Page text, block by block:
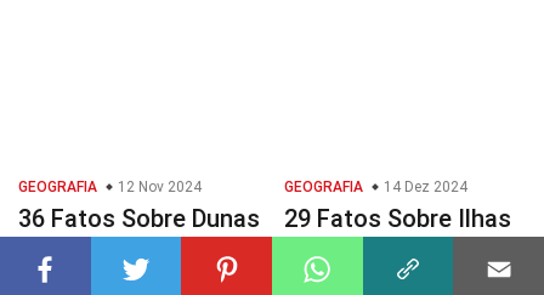
GEOGRAFIA 12 Nov 2024
36 Fatos Sobre Dunas
GEOGRAFIA 14 Dez 2024
29 Fatos Sobre Ilhas